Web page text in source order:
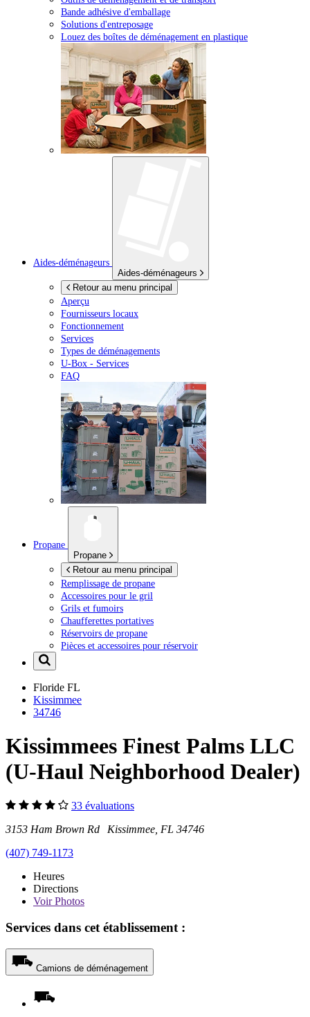
Bande adhésive d'emballage
Solutions d'entreposage
Louez des boîtes de déménagement en plastique
Aides-déménageurs
Aides-déménageurs
Retour au menu principal
Aperçu
Fournisseurs locaux
Fonctionnement
Services
Types de déménagements
U-Box - Services
FAQ
Propane
Propane
Retour au menu principal
Remplissage de propane
Accessoires pour le gril
Grils et fumoirs
Chaufferettes portatives
Réservoirs de propane
Pièces et accessoires pour réservoir
Floride FL
Kissimmee
34746
Kissimmees Finest Palms LLC
(U-Haul Neighborhood Dealer)
33 évaluations
3153 Ham Brown Rd Kissimmee, FL 34746
(407) 749-1173
Heures
Directions
VoirPhotos
Services dans cet établissement :
Camions de déménagement